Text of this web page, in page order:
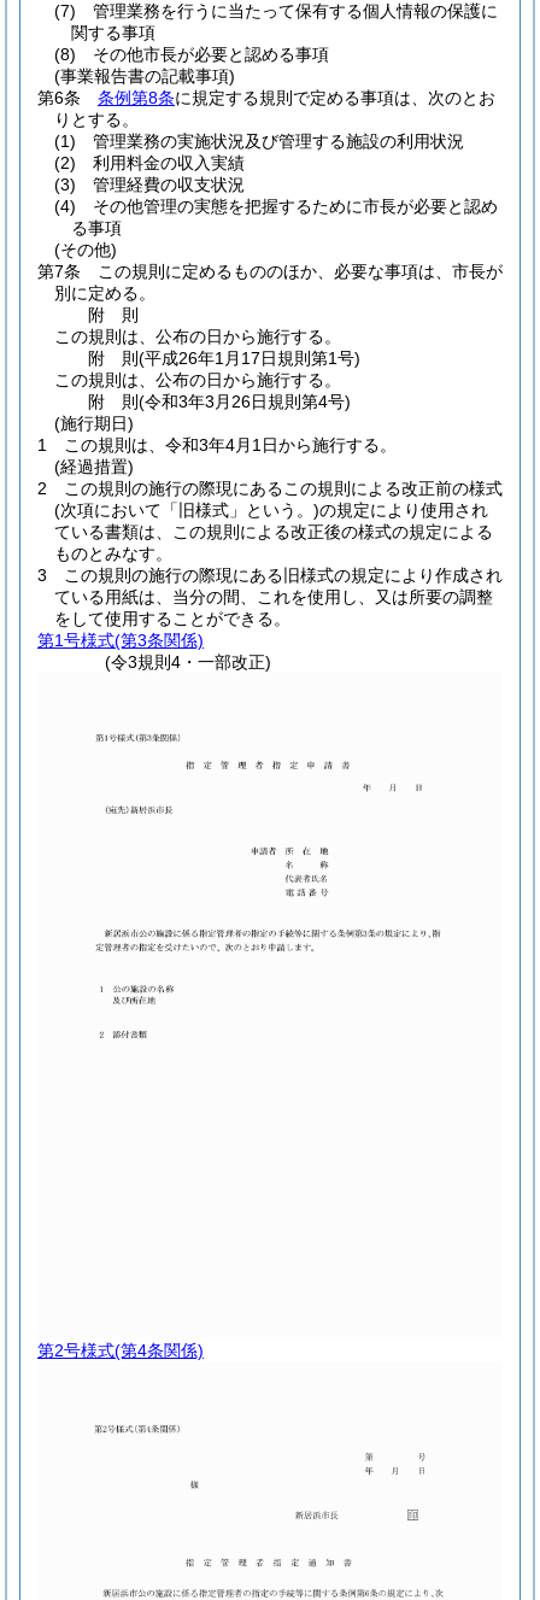
(7)
管理業務を行うに当たって保有する個人情報の保護に
関する事項
(8)
その他市長が必要と認める事項
(事業報告書の記載事項)
第6条
条例第8条に規定する規則で定める事項は、次のとお
りとする。
(1)
管理業務の実施状況及び管理する施設の利用状況
(2)
利用料金の収入実績
(3)
管理経費の収支状況
(4)
その他管理の実態を把握するために市長が必要と認め
る事項
(その他)
第7条
この規則に定めるもののほか、必要な事項は、市長が
別に定める。
附 則
この規則は、公布の日から施行する。
附 則(平成26年1月17日規則第1号)
この規則は、公布の日から施行する。
附 則(令和3年3月26日規則第4号)
(施行期日)
1
この規則は、令和3年4月1日から施行する。
(経過措置)
2
この規則の施行の際現にあるこの規則による改正前の様式
(次項において「旧様式」という。)の規定により使用され
ている書類は、この規則による改正後の様式の規定による
ものとみなす。
3
この規則の施行の際現にある旧様式の規定により作成され
ている用紙は、当分の間、これを使用し、又は所要の調整
をして使用することができる。
第1号様式(第3条関係)
(令3規則4・一部改正)
第2号様式(第4条関係)